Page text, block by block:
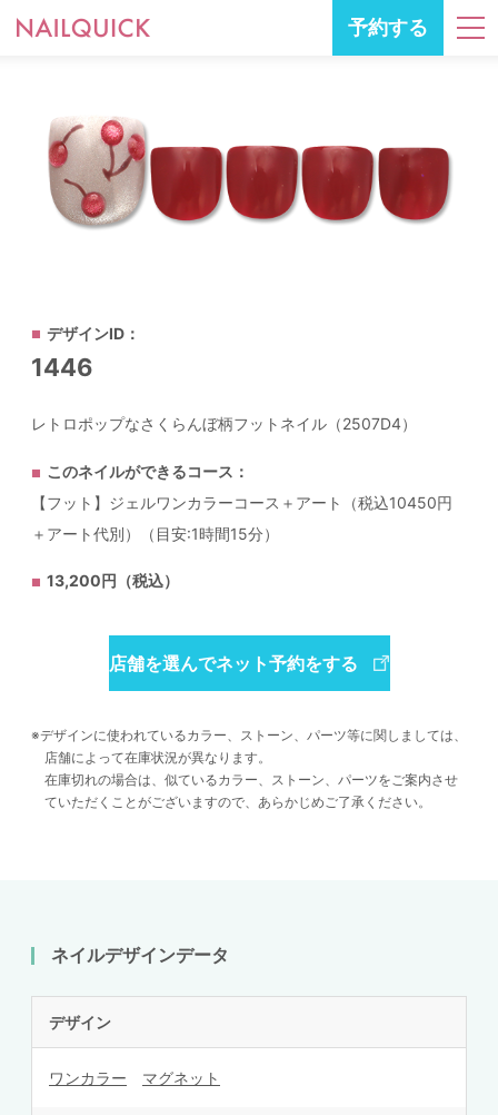
予約する
デザインID：
1446
レトロポップなさくらんぼ柄フットネイル（2507D4）
このネイルができるコース：
【フット】ジェルワンカラーコース＋アート（税込10450円
＋アート代別）（目安:1時間15分）
13,200円（税込）
店舗を選んでネット予約をする
デザインに使われているカラー、ストーン、パーツ等に関しましては、
店舗によって在庫状況が異なります。
在庫切れの場合は、似ているカラー、ストーン、パーツをご案内させ
ていただくことがございますので、あらかじめご了承ください。
ネイルデザインデータ
デザイン
ワンカラー マグネット